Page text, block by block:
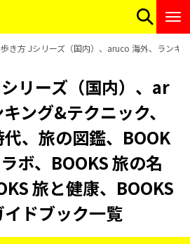
き方 Jシリーズ（国内）、aruco 海外、ランキ
リーズ（国内）、ar
ング&テクニック、
、旅の図鑑、BOOK
ボ、BOOKS 旅の名
旅と健康、BOOKS
ドブック一覧